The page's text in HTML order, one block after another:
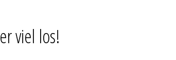
viel los!